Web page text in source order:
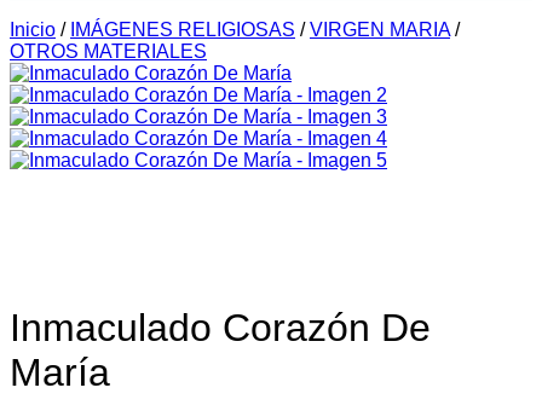
Inicio / IMÁGENES RELIGIOSAS / VIRGEN MARIA /
OTROS MATERIALES
Inmaculado Corazón De
María